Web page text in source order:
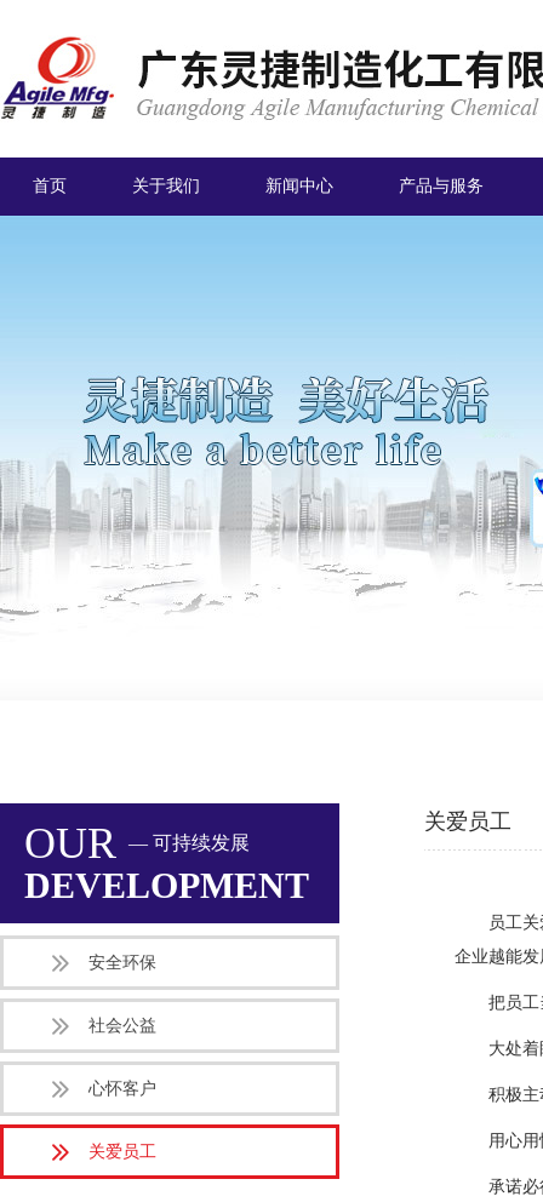
首页 关于我们 新闻中心 产品与服务
OUR — 可持续发展
DEVELOPMENT
安全环保
社会公益
心怀客户
关爱员工
关爱员工
员工
企业越能发
把员
大处
积极
用心
承诺